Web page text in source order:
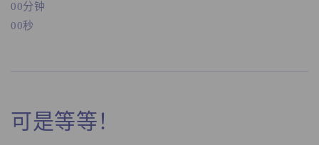
00分钟
00秒
可是等等！